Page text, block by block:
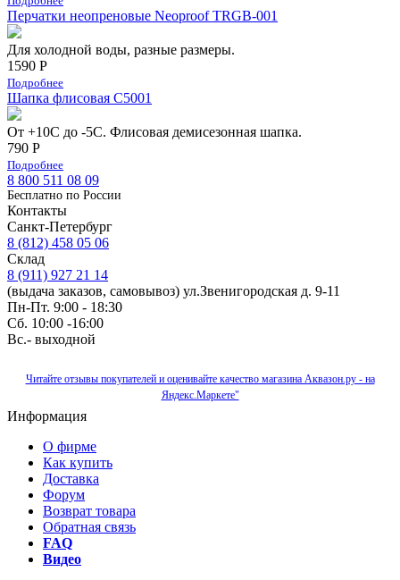
Перчатки неопреновые Neoproof TRGB-001
Для холодной воды, разные размеры.
1590 Р
Подробнее
Шапка флисовая С5001
От +10С до -5С. Флисовая демисезонная шапка.
790 Р
Подробнее
8 800 511 08 09
Бесплатно по Роcсии
Контакты
Санкт-Петербург
8 (812) 458 05 06
Склад
8 (911) 927 21 14
(выдача заказов, самовывоз) ул.Звенигородская д. 9-11
Пн-Пт. 9:00 - 18:30
Сб. 10:00 -16:00
Вс.- выходной
Читайте отзывы покупателей и оценивайте качество магазина Аквазон.ру - на
Яндекс.Маркете"
Информация
О фирме
Как купить
Доставка
Форум
Возврат товара
Обратная связь
FAQ
Видео